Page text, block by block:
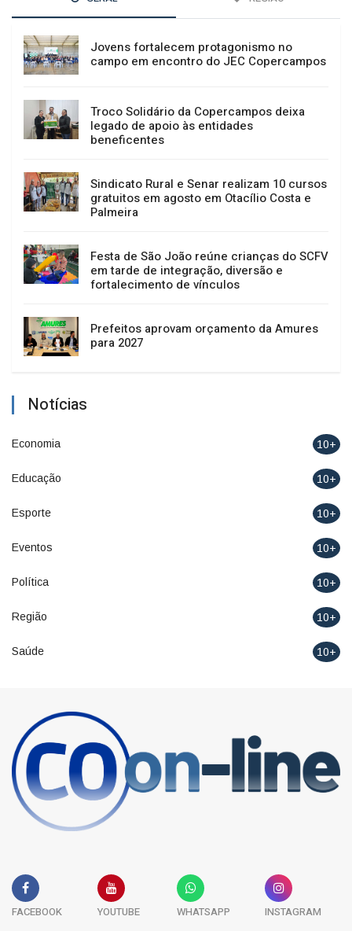
Jovens fortalecem protagonismo no
campo em encontro do JEC Copercampos
Troco Solidário da Copercampos deixa
legado de apoio às entidades
beneficentes
Sindicato Rural e Senar realizam 10 cursos
gratuitos em agosto em Otacílio Costa e
Palmeira
Festa de São João reúne crianças do SCFV
em tarde de integração, diversão e
fortalecimento de vínculos
Prefeitos aprovam orçamento da Amures
para 2027
Notícias
Economia 10+
Educação 10+
Esporte 10+
Eventos 10+
Política 10+
Região 10+
Saúde 10+
FACEBOOK YOUTUBE WHATSAPP INSTAGRAM